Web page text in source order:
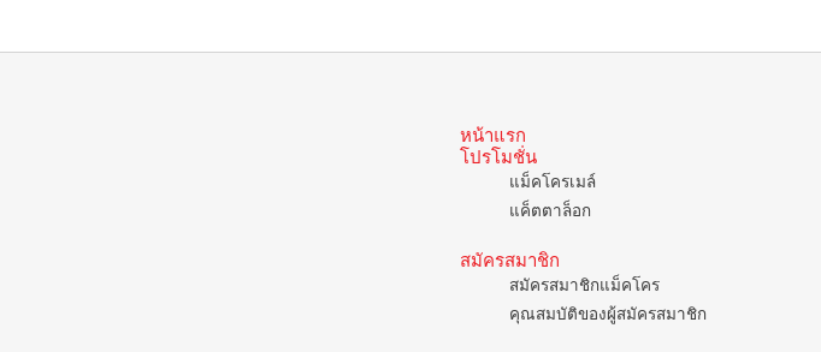
หน้าแรก
โปรโมชั่น
แม็คโครเมล์
แค็ตตาล็อก
สมัครสมาชิก
สมัครสมาชิกแม็คโคร
คุณสมบัติของผู้สมัครสมาชิก